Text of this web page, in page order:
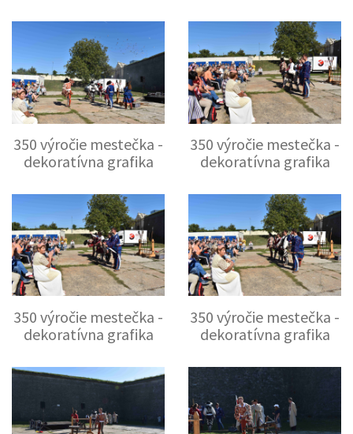
350 výročie mestečka -
dekoratívna grafika
350 výročie mestečka -
dekoratívna grafika
350 výročie mestečka -
dekoratívna grafika
350 výročie mestečka -
dekoratívna grafika